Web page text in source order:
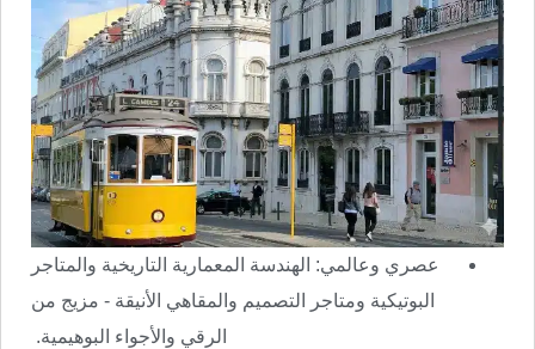
عصري وعالمي: الهندسة المعمارية التاريخية والمتاجر
البوتيكية ومتاجر التصميم والمقاهي الأنيقة - مزيج من
الرقي والأجواء البوهيمية.